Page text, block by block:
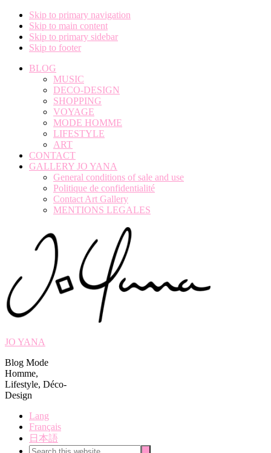
Skip to primary navigation
Skip to main content
Skip to primary sidebar
Skip to footer
BLOG
MUSIC
DECO-DESIGN
SHOPPING
VOYAGE
MODE HOMME
LIFESTYLE
ART
CONTACT
GALLERY JO YANA
General conditions of sale and use
Politique de confidentialité
Contact Art Gallery
MENTIONS LEGALES
JO YANA
Blog Mode
Homme,
Lifestyle, Déco-
Design
Lang
Français
日本語
Search